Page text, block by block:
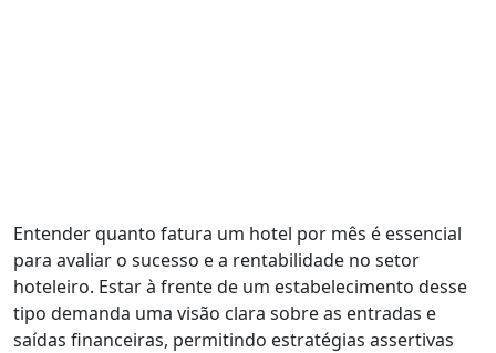
Entender quanto fatura um hotel por mês é essencial
para avaliar o sucesso e a rentabilidade no setor
hoteleiro. Estar à frente de um estabelecimento desse
tipo demanda uma visão clara sobre as entradas e
saídas financeiras, permitindo estratégias assertivas